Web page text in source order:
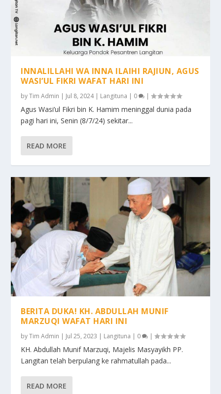
INNALILLAHI WA INNA ILAIHI RAJIUN, AGUS
WASI’UL FIKRI WAFAT HARI INI
byTim Admin | Jul 8, 2024| Langituna | 0 |
Agus Wasi’ul Fikri bin K. Hamim meninggal dunia pada
pagi hari ini, Senin (8/7/24) sekitar...
READ MORE
BERITA DUKA! KH. ABDULLAH MUNIF
MARZUQI WAFAT HARI INI
byTim Admin | Jul 25, 2023 | Langituna | 0 |
KH. Abdullah Munif Marzuqi, Majelis Masyayikh PP.
Langitan telah berpulang ke rahmatullah pada...
READ MORE